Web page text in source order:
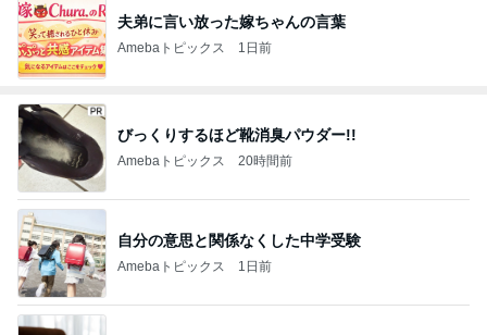
夫弟に言い放った嫁ちゃんの言葉
Amebaトピックス 1日前
びっくりするほど靴消臭パウダー!!
Amebaトピックス 20時間前
自分の意思と関係なくした中学受験
Amebaトピックス 1日前